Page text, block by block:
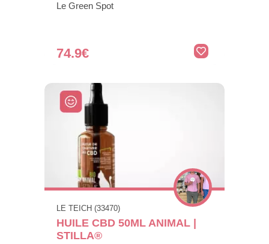
Le Green Spot
74.9€
LE TEICH (33470)
HUILE CBD 50ML ANIMAL |
STILLA®